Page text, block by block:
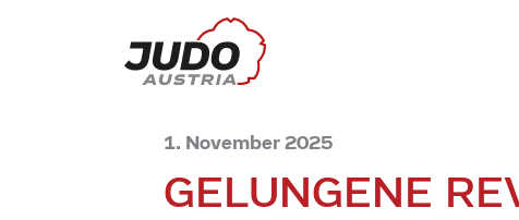
1. November 2025
GELUNGENE